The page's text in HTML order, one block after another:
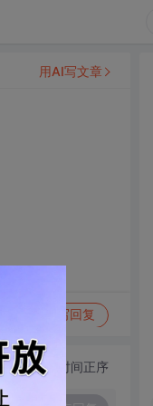
写回复
用AI写文章
切换为时间正序